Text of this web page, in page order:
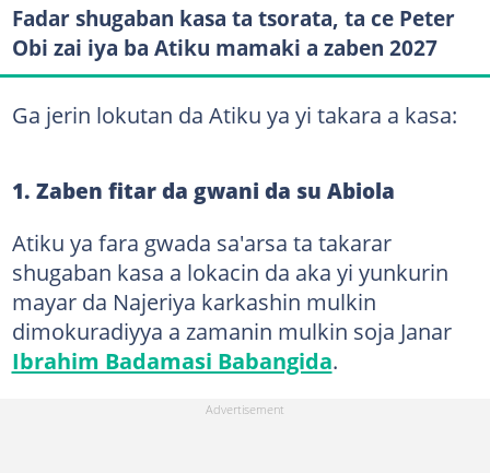
Fadar shugaban kasa ta tsorata, ta ce Peter
Obi zai iya ba Atiku mamaki a zaben 2027
Ga jerin lokutan da Atiku ya yi takara a kasa:
1. Zaben fitar da gwani da su Abiola
Atiku ya fara gwada sa'arsa ta takarar
shugaban kasa a lokacin da aka yi yunkurin
mayar da Najeriya karkashin mulkin
dimokuradiyya a zamanin mulkin soja Janar
Ibrahim Badamasi Babangida.